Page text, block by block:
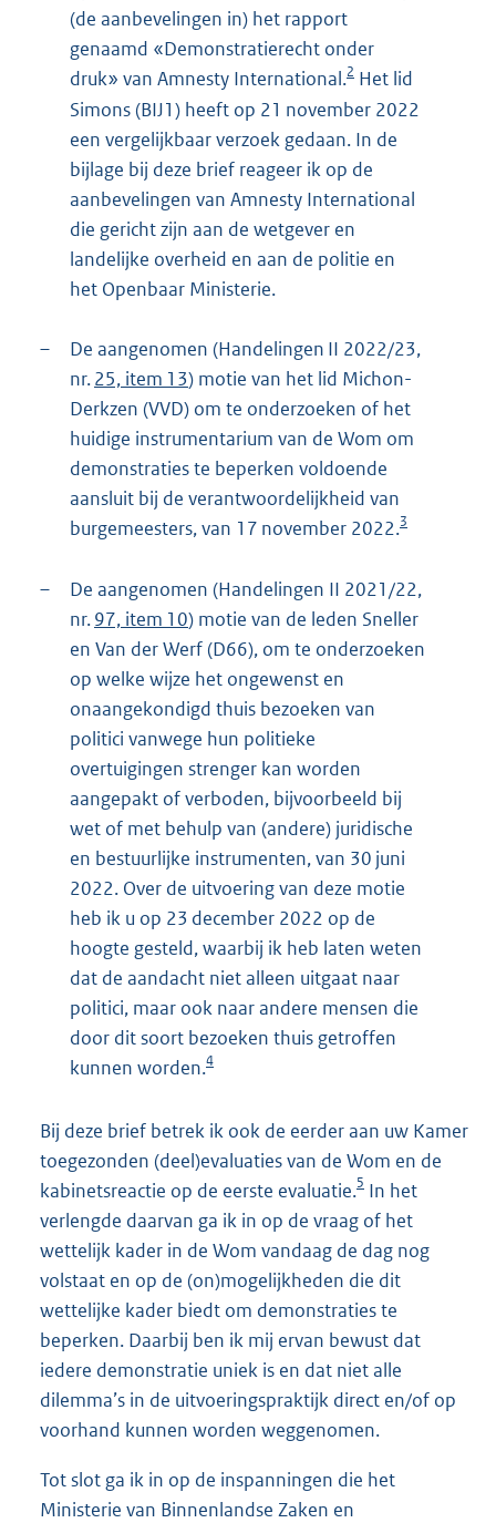
(de aanbevelingen in) het rapport
genaamd «Demonstratierecht onder
druk» van Amnesty International.2 Het lid
Simons (BIJ1) heeft op 21 november 2022
een vergelijkbaar verzoek gedaan. In de
bijlage bij deze brief reageer ik op de
aanbevelingen van Amnesty International
die gericht zijn aan de wetgever en
landelijke overheid en aan de politie en
het Openbaar Ministerie.
–
De aangenomen (Handelingen II 2022/23,
nr.25, item 13) motie van het lid Michon-
Derkzen (VVD) om te onderzoeken of het
huidige instrumentarium van de Wom om
demonstraties te beperken voldoende
aansluit bij de verantwoordelijkheid van
burgemeesters, van 17 november 2022.3
–
De aangenomen (Handelingen II 2021/22,
nr.97, item 10) motie van de leden Sneller
en Van der Werf (D66), om te onderzoeken
op welke wijze het ongewenst en
onaangekondigd thuis bezoeken van
politici vanwege hun politieke
overtuigingen strenger kan worden
aangepakt of verboden, bijvoorbeeld bij
wet of met behulp van (andere) juridische
en bestuurlijke instrumenten, van 30 juni
2022. Over de uitvoering van deze motie
heb ik u op 23 december 2022 op de
hoogte gesteld, waarbij ik heb laten weten
dat de aandacht niet alleen uitgaat naar
politici, maar ook naar andere mensen die
door dit soort bezoeken thuis getroffen
kunnen worden.4
Bij deze brief betrek ik ook de eerder aan uw Kamer
toegezonden (deel)evaluaties van de Wom en de
kabinetsreactie op de eerste evaluatie.5 In het
verlengde daarvan ga ik in op de vraag of het
wettelijk kader in de Wom vandaag de dag nog
volstaat en op de (on)mogelijkheden die dit
wettelijke kader biedt om demonstraties te
beperken. Daarbij ben ik mij ervan bewust dat
iedere demonstratie uniek is en dat niet alle
dilemma’s in de uitvoeringspraktijk direct en/of op
voorhand kunnen worden weggenomen.
Tot slot ga ik in op de inspanningen die het
Ministerie van Binnenlandse Zaken en